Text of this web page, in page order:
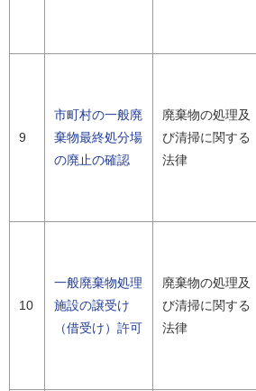
9
市町村の一般廃
棄物最終処分場
の廃止の確認
廃棄物の処理及
び清掃に関する
法律
10
一般廃棄物処理
施設の譲受け
（借受け）許可
廃棄物の処理及
び清掃に関する
法律